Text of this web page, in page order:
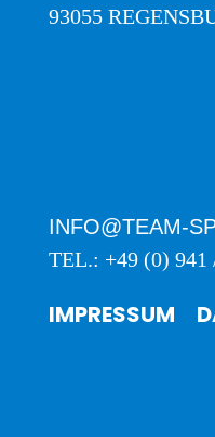
93055
INFO@TEAM-
TEL.: +49 (0) 941
IMPRESSUM